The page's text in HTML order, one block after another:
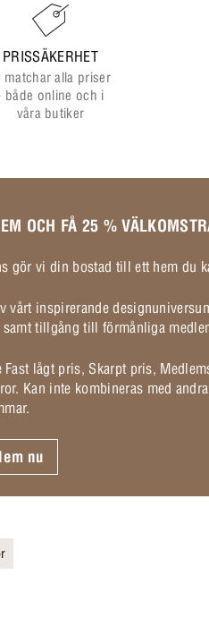
PRISSÄKERHET
matchar alla priser
både online och i
våra butiker
OCH FÅ 25 %
gör vi din bostad till ett hem du
vårt inspirerande
tillgång till förmånliga
lågt pris, Skarpt pris,
Kan inte kombineras med
nu